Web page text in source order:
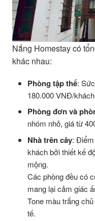
Nắng Homestay có
khác nhau:
Phòng tập thể:
180.000 VNĐ/
Phòng đơn và
nhóm nhỏ, giá từ
Nhà trên cây: Điểm
khách bởi thiết kế
mộng.
Các phòng đều có
mang lại cảm giác
Tone màu trắng
tế.